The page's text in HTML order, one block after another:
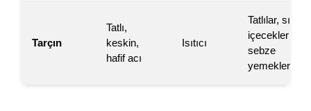
Tarçın
Tatlı,
keskin,
hafif acı
Isıtıcı
Tatlılar, sıcak
içecekler ve
sebze
yemeklerinde